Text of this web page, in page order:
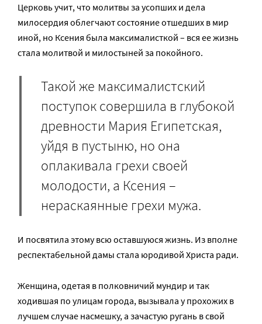
Церковь учит, что молитвы за усопших и дела
милосердия облегчают состояние отшедших в мир
иной, но Ксения была максималисткой – вся ее жизнь
стала молитвой и милостыней за покойного.
Такой же максималистский
поступок совершила в глубокой
древности Мария Египетская,
уйдя в пустыню, но она
оплакивала грехи своей
молодости, а Ксения –
нераскаянные грехи мужа.
И посвятила этому всю оставшуюся жизнь. Из вполне
респектабельной дамы стала юродивой Христа ради.
Женщина, одетая в полковничий мундир и так
ходившая по улицам города, вызывала у прохожих в
лучшем случае насмешку, а зачастую ругань в свой